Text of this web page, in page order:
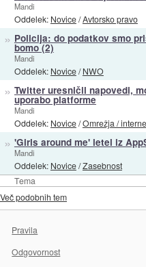
Tema
Mandi
Oddelek: Novice/Avtorsko pravo
» Policija: do podatkov smo
bomo (2)
Mandi
Oddelek: Novice/NWO
» Twitter uresničil napovedi,
uporabo platforme
Mandi
Oddelek: Novice/Omrežja /
» 'Girls around me' letel iz
Mandi
Oddelek: Novice/Zasebnost
Več podobnih tem
Pravila
Odgovornost